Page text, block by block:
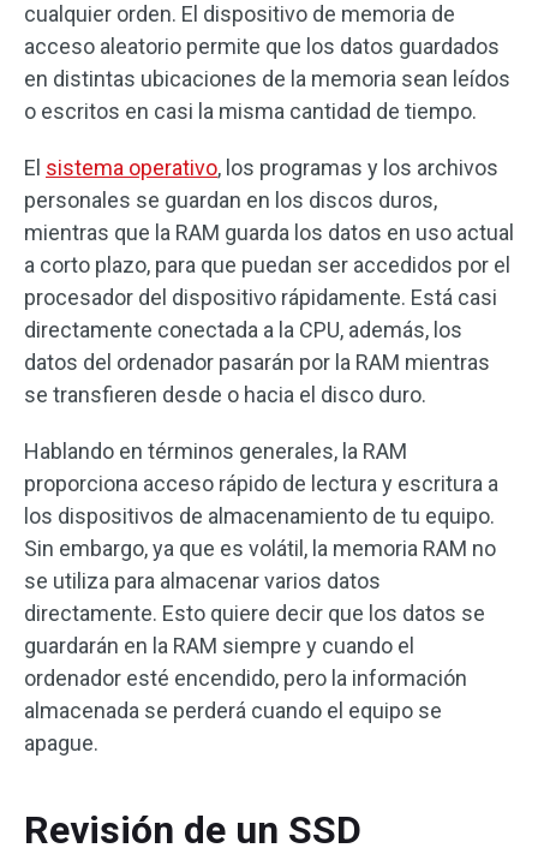
cualquier orden. El dispositivo de memoria de
acceso aleatorio permite que los datos guardados
en distintas ubicaciones de la memoria sean leídos
o escritos en casi la misma cantidad de tiempo.
El sistema operativo, los programas y los archivos
personales se guardan en los discos duros,
mientras que la RAM guarda los datos en uso actual
a corto plazo, para que puedan ser accedidos por el
procesador del dispositivo rápidamente. Está casi
directamente conectada a la CPU, además, los
datos del ordenador pasarán por la RAM mientras
se transfieren desde o hacia el disco duro.
Hablando en términos generales, la RAM
proporciona acceso rápido de lectura y escritura a
los dispositivos de almacenamiento de tu equipo.
Sin embargo, ya que es volátil, la memoria RAM no
se utiliza para almacenar varios datos
directamente. Esto quiere decir que los datos se
guardarán en la RAM siempre y cuando el
ordenador esté encendido, pero la información
almacenada se perderá cuando el equipo se
apague.
Revisión de un SSD